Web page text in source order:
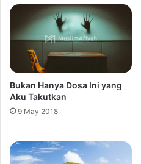
Bukan Hanya Dosa Ini yang
Aku Takutkan
9 May 2018